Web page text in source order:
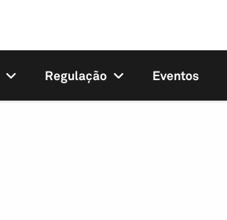
Regulação Eventos